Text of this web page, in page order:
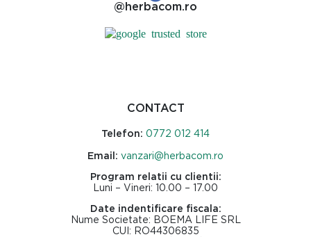
@herbacom.ro
CONTACT
Telefon: 0772 012 414
Email: vanzari@herbacom.ro
Program relatii cu clientii:
Luni – Vineri: 10.00 – 17.00
Date indentificare fiscala:
Nume Societate: BOEMA LIFE SRL
CUI: RO44306835